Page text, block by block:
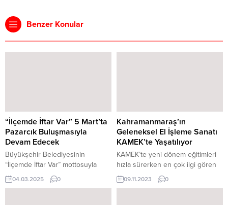
Benzer Konular
“İlçemde İftar Var” 5 Mart’ta
Pazarcık Buluşmasıyla
Devam Edecek
Büyükşehir Belediyesinin
“İlçemde İftar Var” mottosuyla
düzenlediği ilçe programlarının
ikincisi, 5 Mart Çarşamba günü
04.03.2025 0
Kahramanmaraş’ın
Geleneksel El İşleme Sanatı
KAMEK’te Yaşatılıyor
KAMEK’te yeni dönem eğitimleri
hızla sürerken en çok ilgi gören
kurslardan birisi de Ahşap
Oymacılığı oldu. Kültür Park
09.11.2023 0